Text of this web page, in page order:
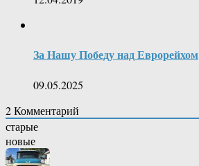
За Нашу Победу над Еврорейхом
09.05.2025
2Комментарий
старые
новые